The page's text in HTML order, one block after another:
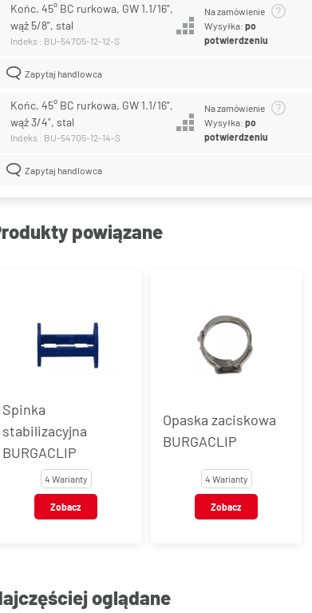
Końc. 45° BC rurkowa, GW 1.1/16",
wąż 5/8", stal
Indeks : BU-54705-12-12-S
Na zamówienie
Wysyłka:po
potwierdzeniu
Zapytaj handlowca
Końc. 45° BC rurkowa, GW 1.1/16",
wąż 3/4", stal
Indeks : BU-54705-12-14-S
Na zamówienie
Wysyłka:po
potwierdzeniu
Zapytaj handlowca
powiązane
Spinka
stabilizacyjna
BURGACLIP
4 Warianty
Zobacz
Opaska zaciskowa
BURGACLIP
4 Warianty
Zobacz
oglądane